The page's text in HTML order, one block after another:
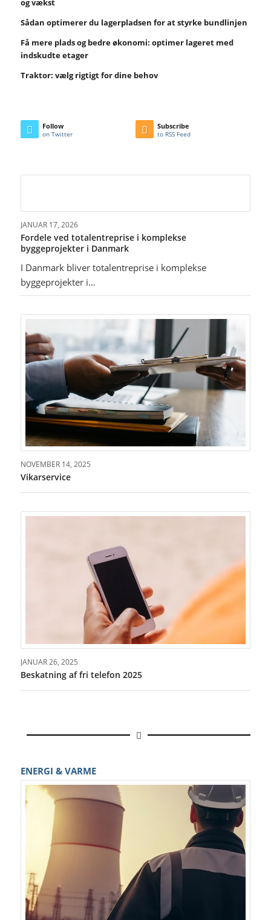
og vækst
Sådan optimerer du lagerpladsen for at styrke bundlinjen
Få mere plads og bedre økonomi: optimer lageret med
indskudte etager
Traktor: vælg rigtigt for dine behov
Follow
on Twitter
Subscribe
to RSS Feed
JANUAR 17, 2026
Fordele ved totalentreprise i komplekse
byggeprojekter i Danmark
I Danmark bliver totalentreprise i komplekse
byggeprojekter i…
NOVEMBER 14, 2025
Vikarservice
JANUAR 26, 2025
Beskatning af fri telefon 2025
ENERGI & VARME